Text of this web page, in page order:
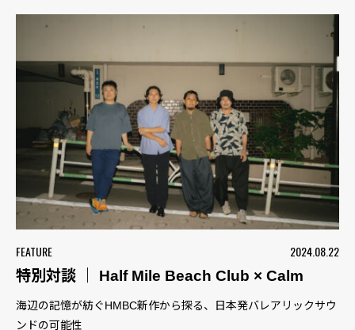
FEATURE
2024.08.22
特別対談 ｜ Half Mile Beach Club × Calm
海辺の記憶が紡ぐHMBC新作から探る、日本発バレアリックサウ
ンドの可能性